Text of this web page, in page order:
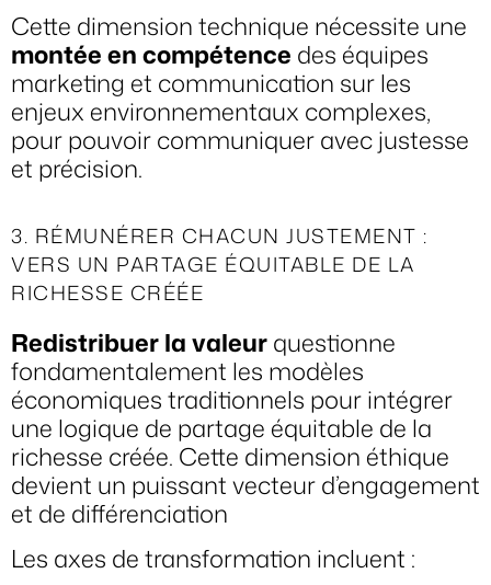
Cette dimension technique nécessite une
montée en compétence des équipes
marketing et communication sur les
enjeux environnementaux complexes,
pour pouvoir communiquer avec justesse
et précision.
3. RÉMUNÉRER CHACUN JUSTEMENT :
VERS UN PARTAGE ÉQUITABLE DE LA
RICHESSE CRÉÉE
Redistribuer la valeurquestionne
fondamentalement les modèles
économiques traditionnels pour intégrer
une logique de partage équitable de la
richesse créée. Cette dimension éthique
devient un puissant vecteur d’engagement
et de différenciation
Les axes de transformation incluent :